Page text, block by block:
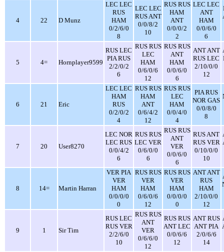
4 22 D Munz
LEC LEC
RUS
HAM
0/2/6/0
8
LEC LEC
RUS ANT
0/0/8/2
10
RUS RUS
HAM
ANT
0/0/0/2
2
LEC LEC
ANT
HAM
0/0/6/0
6
5 4= Hornplayer9599
RUS LEC
PIA RUS
2/2/0/2
6
RUS RUS
LEC
HAM
0/6/0/6
12
RUS RUS
ANT
HAM
0/0/6/0
6
ANT ANT
RUS LEC
2/10/0/0
12
6 21 Eric
LEC LEC
HAM
RUS
0/2/0/2
4
RUS RUS
HAM
ANT
0/6/4/2
12
RUS RUS
LEC
HAM
0/0/4/0
4
PIA RUS
NOR GAS
0/0/8/0
8
7 20 User8270
LEC NOR
LEC RUS
0/0/4/2
6
RUS RUS
LEC VER
0/6/0/0
6
RUS RUS
ANT
VER
0/0/6/0
6
RUS ANT
RUS VER
0/10/0/0
10
8 14= Martin Harran
VER PIA
VER
HAM
0/0/0/0
0
RUS RUS
VER
HAM
0/6/0/6
12
RUS RUS
VER
HAM
0/0/0/0
0
ANT ANT
RUS
HAM
2/10/0/0
12
9 1 Sir Tim
RUS LEC
RUS VER
2/2/6/0
10
RUS RUS
ANT
VER
0/6/6/0
12
RUS RUS
ANT LEC
0/0/6/6
12
ANT RUS
ANT PIA
2/0/6/6
14